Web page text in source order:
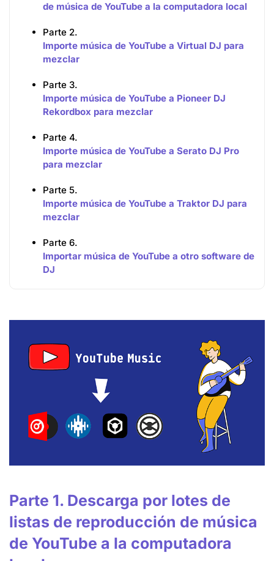
de música de YouTube a la computadora local
Parte 2.
Importe música de YouTube a Virtual DJ para
mezclar
Parte 3.
Importe música de YouTube a Pioneer DJ
Rekordbox para mezclar
Parte 4.
Importe música de YouTube a Serato DJ Pro
para mezclar
Parte 5.
Importe música de YouTube a Traktor DJ para
mezclar
Parte 6.
Importar música de YouTube a otro software de
DJ
Parte 1. Descarga por lotes de
listas de reproducción de música
de YouTube a la computadora